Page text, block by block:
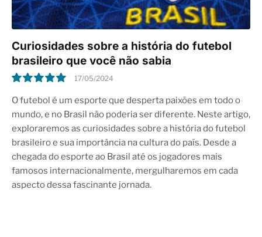
Curiosidades sobre a história do futebol
brasileiro que você não sabia
10.0
17/05/2024
O futebol é um esporte que desperta paixões em todo o
mundo, e no Brasil não poderia ser diferente. Neste artigo,
exploraremos as curiosidades sobre a história do futebol
brasileiro e sua importância na cultura do país. Desde a
chegada do esporte ao Brasil até os jogadores mais
famosos internacionalmente, mergulharemos em cada
aspecto dessa fascinante jornada.